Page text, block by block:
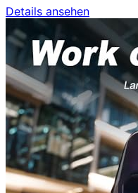
Details ansehen